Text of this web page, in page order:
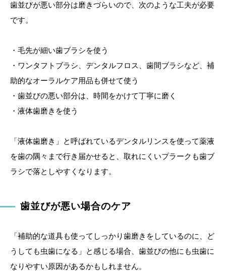
歯並びが悪い部分は磨きづらいので、次のような工夫が必要
です。
・毛先が細い歯ブラシを使う
・ワンタフトブラシ、デンタルフロス、歯間ブラシなど、補
助的なオーラルケア用品も併せて使う
・歯並びの悪い部分は、時間をかけて丁寧に磨く
・液体歯磨きを使う
「液体歯磨き」と呼ばれているデンタルリンスを使って薬液
を歯の隅々まで行き届かせると、取れにくいプラークも歯ブ
ラシで落としやすくなります。
歯並びが悪い場合のケア
「補助的な道具も使ってしっかり歯磨きをしているのに、ど
うしても虫歯になる」と感じる場合、歯並びの他にも虫歯に
なりやすい原因があるかもしれません。